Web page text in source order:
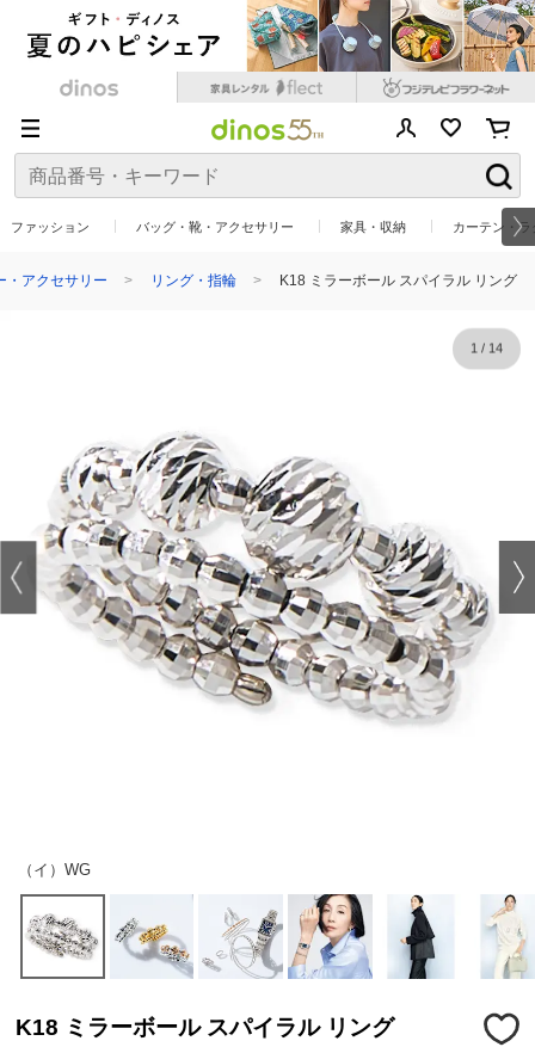
ファッション バッグ・靴・アクセサリー 家具・収納 カーテン・
・アクセサリー リング・指輪 K18 ミラーボール スパイラル リング
（イ）WG
1/ 14
K18 ミラーボール スパイラル リング